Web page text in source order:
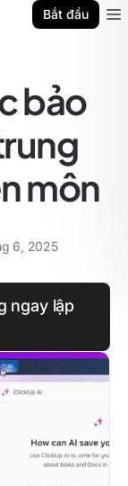
Bắt đầu
bảo
môn
6, 2025
ngay lập